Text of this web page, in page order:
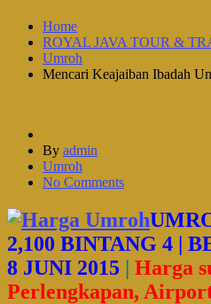
Home
ROYAL JAVA TOUR &
Umroh
Mencari Keajaiban Ibadah
By admin
Umroh
No Comments
2,100 BINTANG 4 |
8 JUNI 2015 | Harga
Perlengkapan,